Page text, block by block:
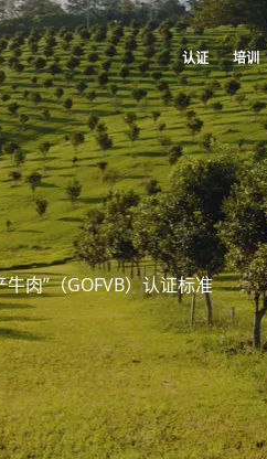
认证 培训
我们的业务部门
农食产品
化妆品
纺织品
林业
家庭护理产品
耐用材料
Inputs
美国
加拿大 (法语)
加拿大 (英语)
哥伦比亚 (西班牙语)
墨西哥 (西班牙语)
(葡萄牙语)
智利 (西班牙语)
秘鲁 (西班牙语)
美国 (英语)
肉”（GOFVB）认证标准